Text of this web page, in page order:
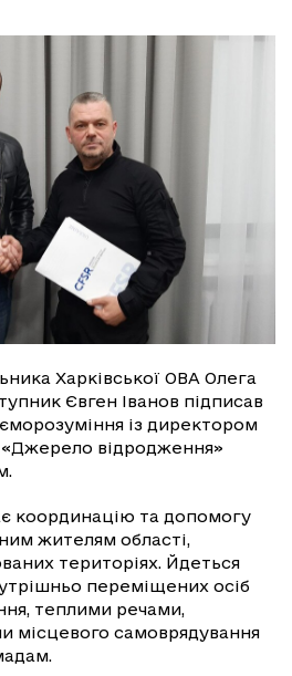
Харківської ОВА Олега
Євген Іванов підписав
із директором
відродження»
координацію та допомогу
жителям області,
територіях. Йдеться
переміщених осіб
теплими речами,
місцевого самоврядування